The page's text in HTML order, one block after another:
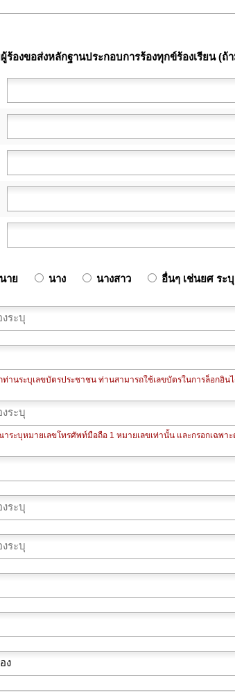
ร้องขอส่งหลักฐานประกอบการร้องทุกข์ร้องเรียน (
นาย นาง นางสาว อื่นๆ เช่นยศ ระบุ
ท่านระบุเลขบัตรประชาชน ท่านสามารถใช้เลขบัตรในการล็อกอิน
าระบุหมายเลขโทรศัพท์มือถือ 1 หมายเลขเท่านั้น และกรอกเฉพา